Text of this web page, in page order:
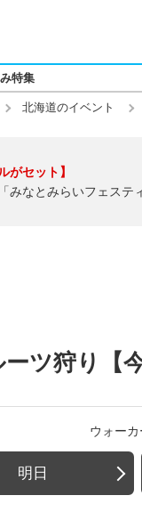
特集
北海道のイベント
がセット】
みなとみらいフェステ
ツ狩り【
ウォー
明日